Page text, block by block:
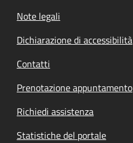
Note legali
Dichiarazione di accessibilità
Contatti
Prenotazione appuntamento
Richiedi assistenza
Statistiche del portale